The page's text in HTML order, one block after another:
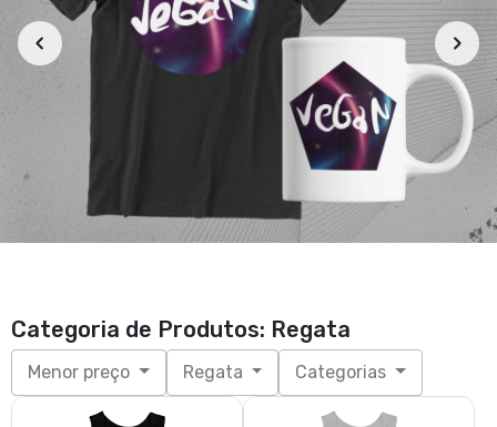
Categoria de Produtos: Regata
Menor preço Regata Categorias